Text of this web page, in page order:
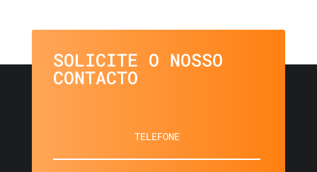
SOLICITE O NOSSO
CONTACTO